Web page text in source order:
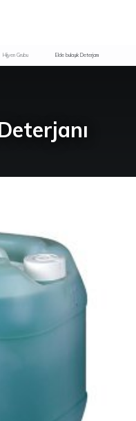
Hijyen Grubu Elde bulaşık Deterjanı